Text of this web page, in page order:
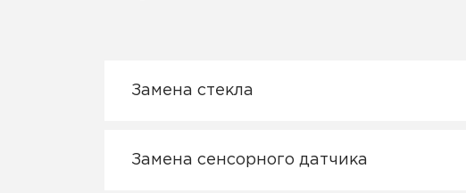
Замена стекла
Замена сенсорного датчика